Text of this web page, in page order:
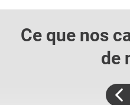
Ce que nos
de